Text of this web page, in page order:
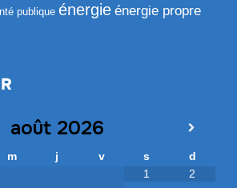
publique énergie énergie propre
août 2026
m j v s
d
1
2